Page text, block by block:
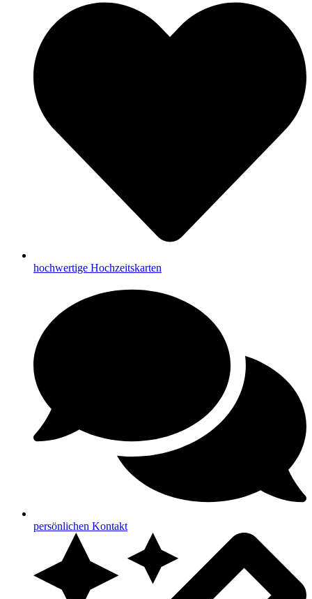
hochwertige Hochzeitskarten
persönlichen Kontakt